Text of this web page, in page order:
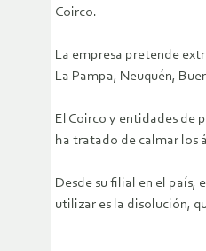
Coirco.
La empresa pretende
La Pampa, Neuquén,
El Coirco y entidades de
ha tratado de calmar los
Desde su filial en el
utilizar es la disolución,